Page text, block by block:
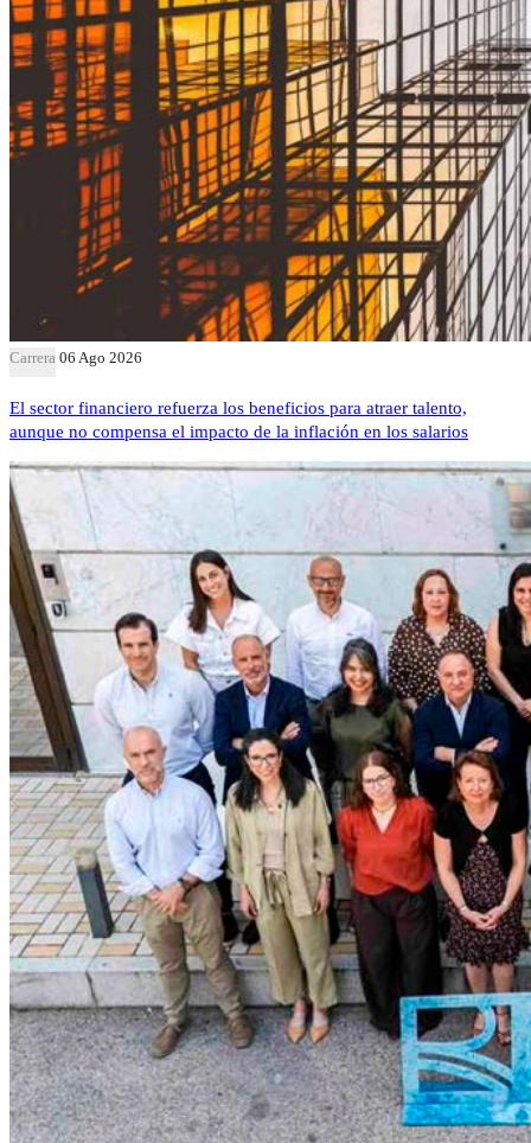
Carrera 06 Ago 2026
El sector financiero refuerza los beneficios para atraer talento,
aunque no compensa el impacto de la inflación en los salarios